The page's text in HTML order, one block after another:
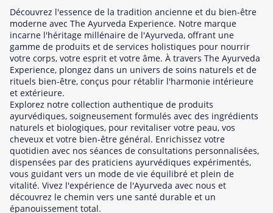
Internet et Téléphonie
Maison, Jardin et Animaux Domestiques
Ordinateur et Électronique
Photo, Imprimerie et Bureau
Shopping
Sport et Loisirs
Vêtements et Accessoires
Voyages et Vacances
Découvrez l'essence de la tradition ancienne et du bien-être
moderne avec The Ayurveda Experience. Notre marque
incarne l'héritage millénaire de l'Ayurveda, offrant une
gamme de produits et de services holistiques pour nourrir
votre corps, votre esprit et votre âme. À travers The Ayurveda
Experience, plongez dans un univers de soins naturels et de
rituels bien-être, conçus pour rétablir l'harmonie intérieure
et extérieure.
Explorez notre collection authentique de produits
ayurvédiques, soigneusement formulés avec des ingrédients
naturels et biologiques, pour revitaliser votre peau, vos
cheveux et votre bien-être général. Enrichissez votre
quotidien avec nos séances de consultations personnalisées,
dispensées par des praticiens ayurvédiques expérimentés,
vous guidant vers un mode de vie équilibré et plein de
vitalité. Vivez l'expérience de l'Ayurveda avec nous et
découvrez le chemin vers une santé durable et un
épanouissement total.